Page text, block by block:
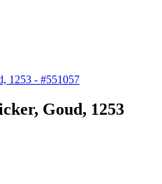
Goud, 1253